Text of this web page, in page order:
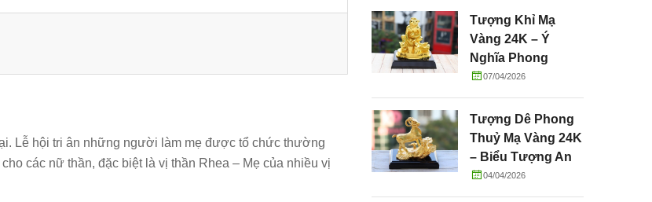
Lễ hội tri ân những người làm mẹ được tổ chức thường
các nữ thần, đặc biệt là vị thần Rhea – Mẹ của nhiều vị
Tượng Khỉ Mạ
Vàng 24K – Ý
Nghĩa Phong
Thuỷ, Tài Lộc &
Quà Tặng Cao Cấp
07/04/2026
Tượng Dê Phong
Thuỷ Mạ Vàng 24K
– Biểu Tượng An
Lành, Sung Túc Và
Phú Quý
04/04/2026